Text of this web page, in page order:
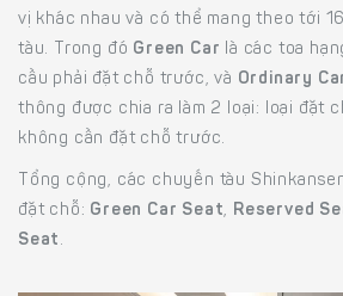
vị khác nhau và có thể mang theo tới
tàu. Trong đó Green Car là các toa
cầu phải đặt chỗ trước, và Ordinary
thông được chia ra làm 2 loại: loại đặt
không cần đặt chỗ trước.
Tổng cộng, các chuyến tàu
đặt chỗ: Green Car Seat, Reserved
Seat .